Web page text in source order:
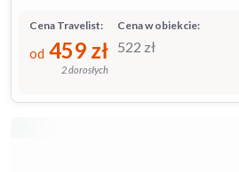
Cena w obiekcie:
522 zł
Cena Travelist:
od 459 zł
2 dorosłych